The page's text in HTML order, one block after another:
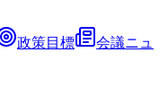
政策目標
会議ニュ